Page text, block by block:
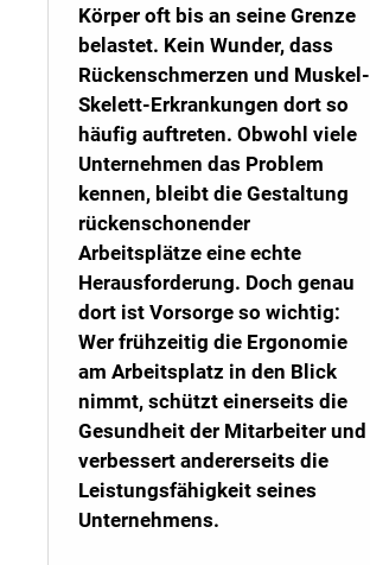
Körper oft bis an seine Grenze
belastet. Kein Wunder, dass
Rückenschmerzen und Muskel-
Skelett-Erkrankungen dort so
häufig auftreten. Obwohl viele
Unternehmen das Problem
kennen, bleibt die Gestaltung
rückenschonender
Arbeitsplätze eine echte
Herausforderung. Doch genau
dort ist Vorsorge so wichtig:
Wer frühzeitig die Ergonomie
am Arbeitsplatz in den Blick
nimmt, schützt einerseits die
Gesundheit der Mitarbeiter und
verbessert andererseits die
Leistungsfähigkeit seines
Unternehmens.